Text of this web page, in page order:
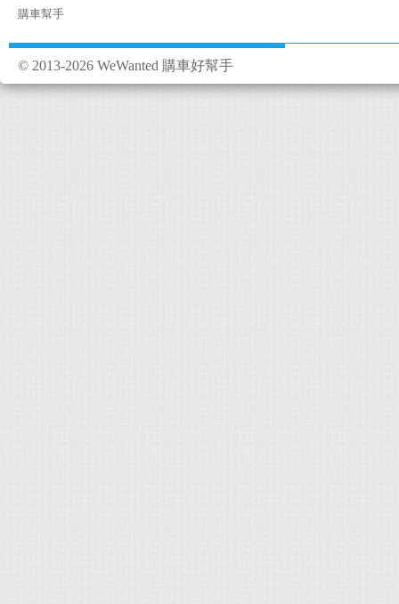
購車幫手
© 2013-2026 WeWanted 購車好幫手